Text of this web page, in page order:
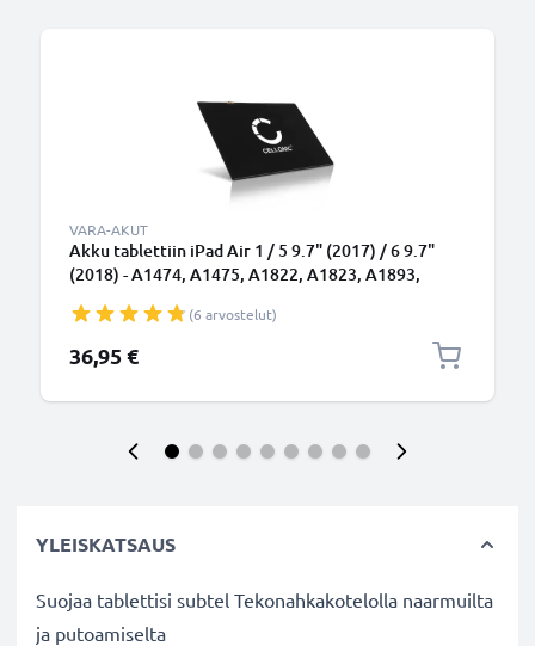
VARA-AKUT
Akku tablettiin iPad Air 1 / 5 9.7" (2017) / 6 9.7"
(2018) - A1474, A1475, A1822, A1823, A1893,
(6 arvostelut)
36,95 €
YLEISKATSAUS
Suojaa tablettisi subtel Tekonahkakotelolla naarmuilta
ja putoamiselta